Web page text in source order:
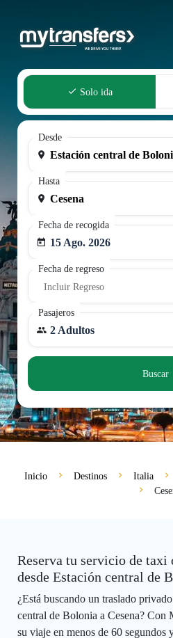
Solo ida
Desde
Hasta
Fecha de recogida
15 Ago. 2026
Fecha de regreso
Incluir Regreso
Pasajeros
2 Adultos
Buscar
Inicio Destinos Italia
Reserva tu servicio de taxi
desde Estación central de
¿Está buscando un traslado
central de Bolonia a Cesena? Con
su viaje en menos de 60 segundos